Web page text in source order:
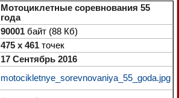
Мотоциклетные соревнования 55
года
90001 байт (88 Кб)
475 x 461 точек
17 Сентябрь 2016
motocikletnye_sorevnovaniya_55_goda.jpg